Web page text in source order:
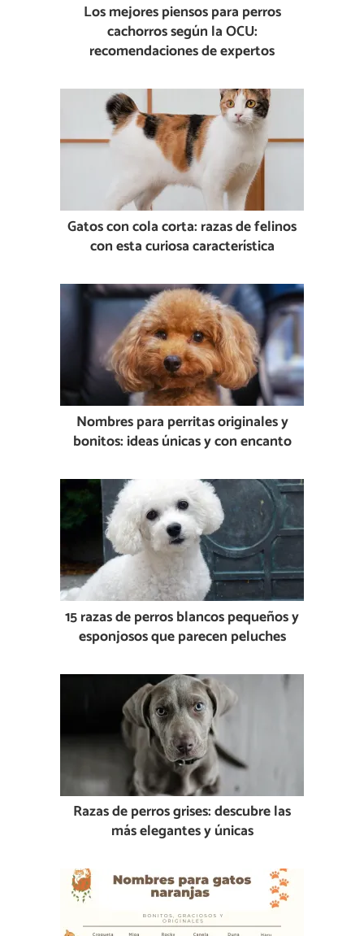
Los mejores piensos para perros
cachorros según la OCU:
recomendaciones de expertos
Gatos con cola corta: razas de felinos
con esta curiosa característica
Nombres para perritas originales y
bonitos: ideas únicas y con encanto
15 razas de perros blancos pequeños y
esponjosos que parecen peluches
Razas de perros grises: descubre las
más elegantes y únicas